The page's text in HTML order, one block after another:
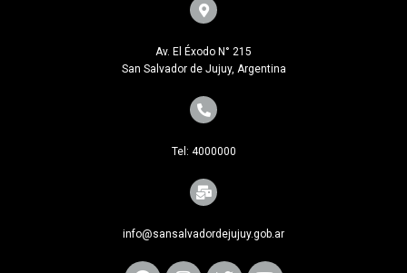
Av. El Éxodo N° 215
San Salvador de Jujuy, Argentina
Tel: 4000000
info@sansalvadordejujuy.gob.ar